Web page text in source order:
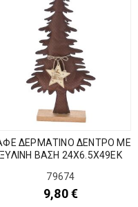
ΔΕΡΜΑΤΙΝΟ ΔΕΝΤΡΟ ΜΕ
ΞΥΛΙΝΗ ΒΑΣΗ 24Χ6.5Χ49ΕΚ
79674
9,80€